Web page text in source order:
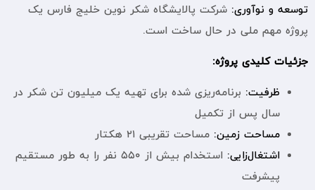
توسعه و نوآوری: شرکت پالایشگاه شکر نوین خلیج فارس یک
پروژه مهم ملی در حال ساخت است.
جزئیات کلیدی پروژه:
ظرفیت: برنامه‌ریزی شده برای تهیه یک میلیون تن شکر در
سال پس از تکمیل
مساحت زمین: مساحت تقریبی ۲۱ هکتار
اشتغال‌زایی:
استخدام بیش از ۵۵۰ نفر را به طور مستقیم
پیشرفت